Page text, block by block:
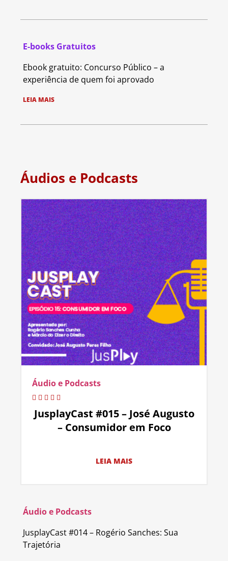
E-books Gratuitos
Ebook gratuito: Concurso Público – a
experiência de quem foi aprovado
LEIA MAIS
Áudios e Podcasts
Áudio e Podcasts
JusplayCast #015 – José Augusto
– Consumidor em Foco
LEIA MAIS
Áudio e Podcasts
JusplayCast #014 – Rogério Sanches: Sua
Trajetória